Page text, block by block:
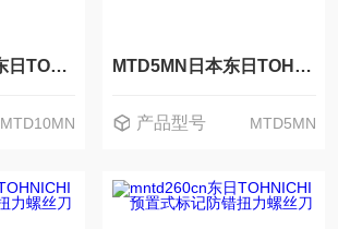
MTD10MN日本东日TOHNICHI直读式扭矩驱动器
MTD10MN
MTD5MN日本东日TOHNICHI直读式扭矩驱动器
产品型号 MTD5MN